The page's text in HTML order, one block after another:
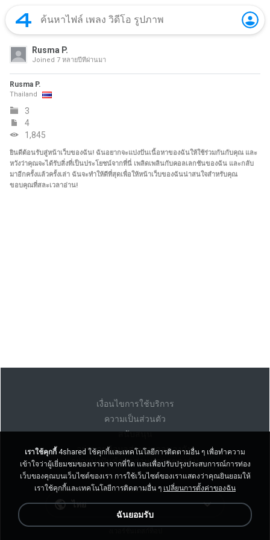
Rusma P.
Joined 7 หลายปีที่ผ่านมา
Rusma P.
Thailand
3
4
1,845
ยินดีต้อนรับสู่หน้าเว็บของฉัน! ฉันอยากจะแบ่งปันเนื้อหาของฉันให้ใช้ร่วมกันกับคุณ และ
หวังว่าคุณจะได้รับสิ่งที่เป็นประโยชน์จากที่นี่ เพลิดเพลินกับคอลเลกชันของฉัน และกลับ
มาอีกครั้งแล้วครั้งเล่า ฉันจะทำให้ดีที่สุดเพื่อให้หน้าเว็บของฉันน่าสนใจสำหรับคุณ
ขอบคุณที่สละเวลาอ่าน!
เงื่อนไขการใช้บริการ
ความเป็นส่วนตัว
สนับสนุน
อย่าขายข้อมูลส่วนบุคคลของฉัน
อย่าแบ่งปันข้อมูลส่วนบุคคลของฉัน
ไทย
เราใช้คุกกี้ 4shared ใช้คุกกี้และเทคโนโลยีการติดตามอื่น ๆ เพื่อทำความ
เข้าใจว่าผู้เยี่ยมชมของเรามาจากที่ใด และเพื่อปรับปรุงประสบการณ์การท่อง
เว็บของคุณบนเว็บไซต์ของเรา การใช้เว็บไซต์ของเราแสดงว่าคุณยินยอมให้
เราใช้คุกกี้และเทคโนโลยีการติดตามอื่น ๆ เปลี่ยนการตั้งค่าของฉัน
ฉันยอมรับ